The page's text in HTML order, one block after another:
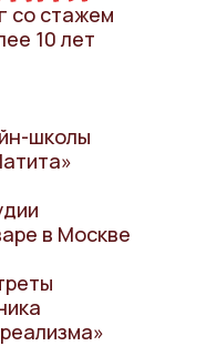
со стажем
10 лет
школы
в Москве